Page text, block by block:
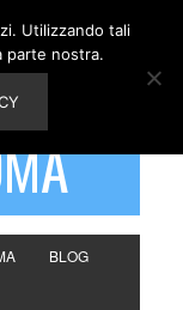
BLOG
Utilizzando tali
parte nostra.